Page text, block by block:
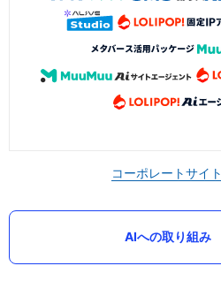
コーポレートサイト
AIへの取り組み